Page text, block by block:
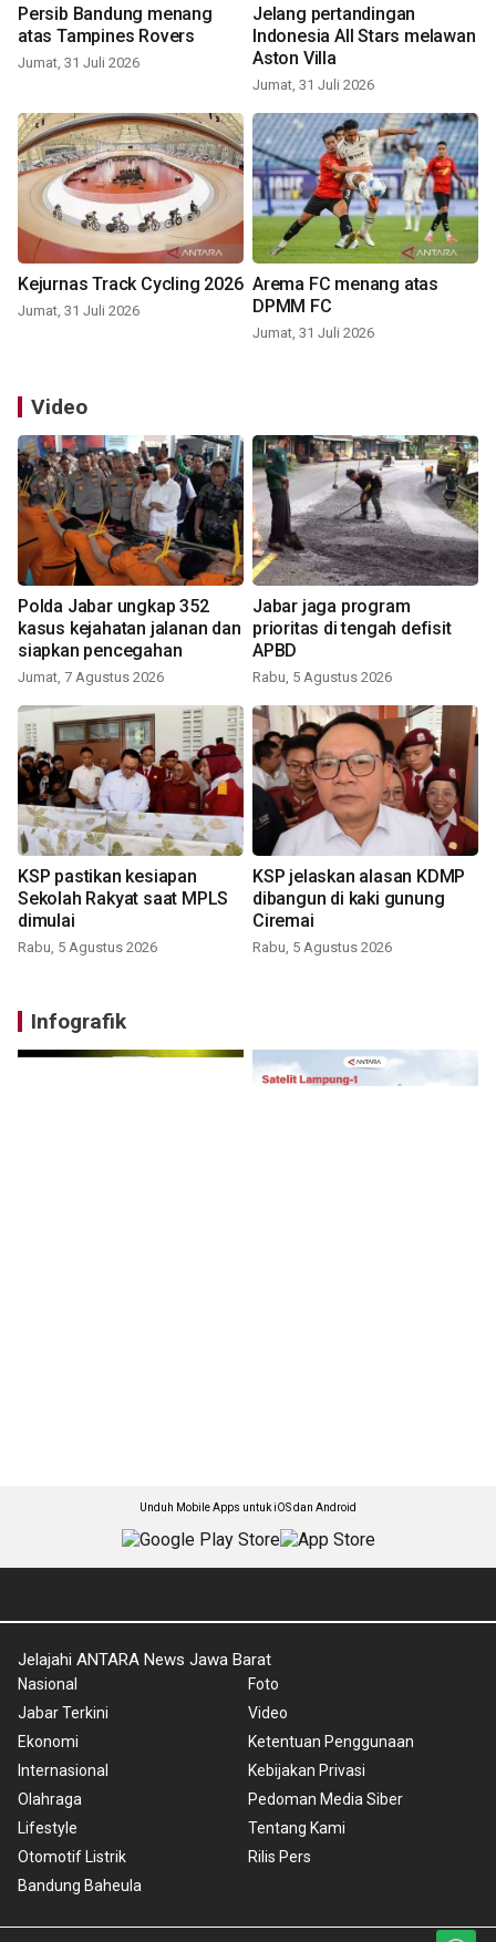
Persib Bandung menang
atas Tampines Rovers
Jumat, 31 Juli 2026
Jelang pertandingan
Indonesia All Stars melawan
Aston Villa
Jumat, 31 Juli 2026
Kejurnas Track Cycling 2026
Jumat, 31 Juli 2026
Arema FC menang atas
DPMM FC
Jumat, 31 Juli 2026
Video
Polda Jabar ungkap 352
kasus kejahatan jalanan dan
siapkan pencegahan
Jumat, 7 Agustus 2026
Jabar jaga program
prioritas di tengah defisit
APBD
Rabu, 5 Agustus 2026
KSP pastikan kesiapan
Sekolah Rakyat saat MPLS
dimulai
Rabu, 5 Agustus 2026
KSP jelaskan alasan KDMP
dibangun di kaki gunung
Ciremai
Rabu, 5 Agustus 2026
Infografik
Unduh Mobile Apps untuk iOS dan Android
Jelajahi ANTARA News Jawa Barat
Nasional
Jabar Terkini
Ekonomi
Internasional
Olahraga
Lifestyle
Otomotif Listrik
Bandung Baheula
Foto
Video
Ketentuan Penggunaan
Kebijakan Privasi
Pedoman Media Siber
Tentang Kami
Rilis Pers